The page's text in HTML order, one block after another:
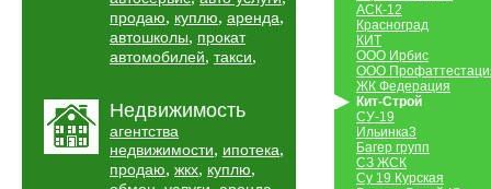
продаю, куплю, аренда,
автошколы, прокат
автомобилей, такси,
Недвижимость
агентства
недвижимости, ипотека,
продаю, жкх, куплю,
АСК-12
Красноград
КИТ
ООО Ирбис
ООО
ЖК Федерация
Кит-Строй
СУ-19
Ильинка3
Багер групп
СЗ ЖСК
Су 19 Курская